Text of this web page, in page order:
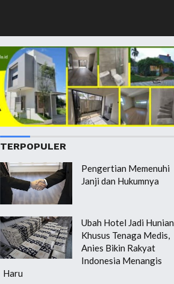
TERPOPULER
Pengertian Memenuhi
Janji dan Hukumnya
Ubah Hotel Jadi Hunian
Khusus Tenaga Medis,
Anies Bikin Rakyat
Indonesia Menangis
Haru